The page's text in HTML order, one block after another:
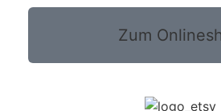
Zum